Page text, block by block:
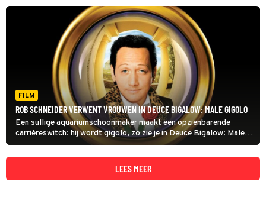
grappen opleveren.
FILM
ROB SCHNEIDER VERWENT VROUWEN IN DEUCE BIGALOW: MALE GIGOLO
Een sullige aquariumschoonmaker maakt een opzienbarende
carrièreswitch: hij wordt gigolo, zo zie je in Deuce Bigalow: Male
Gigolo. Het kan haast niet anders of dat gaat een spervuur aan
grappen opleveren.
LEES MEER